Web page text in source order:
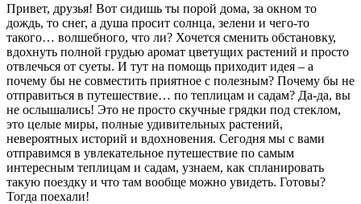
Привет, друзья! Вот сидишь ты порой дома, за окном то
дождь, то снег, а душа просит солнца, зелени и чего-то
такого… волшебного, что ли? Хочется сменить обстановку,
вдохнуть полной грудью аромат цветущих растений и просто
отвлечься от суеты. И тут на помощь приходит идея – а
почему бы не совместить приятное с полезным? Почему бы не
отправиться в путешествие… по теплицам и садам? Да-да, вы
не ослышались! Это не просто скучные грядки под стеклом,
это целые миры, полные удивительных растений,
невероятных историй и вдохновения. Сегодня мы с вами
отправимся в увлекательное путешествие по самым
интересным теплицам и садам, узнаем, как спланировать
такую поездку и что там вообще можно увидеть. Готовы?
Тогда поехали!